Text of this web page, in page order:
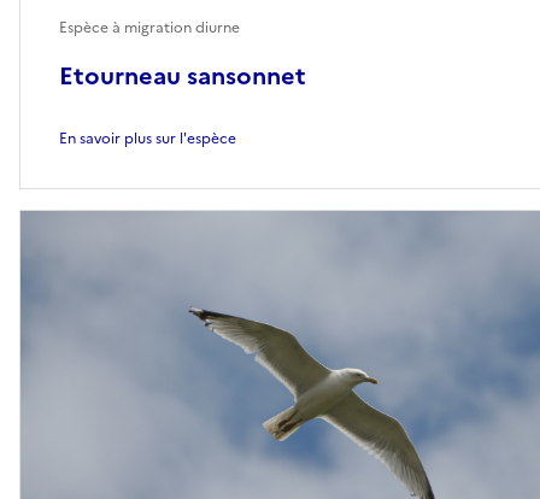
Etourneau sansonnet
Espèce à migration diurne
En savoir plus sur l'espèce